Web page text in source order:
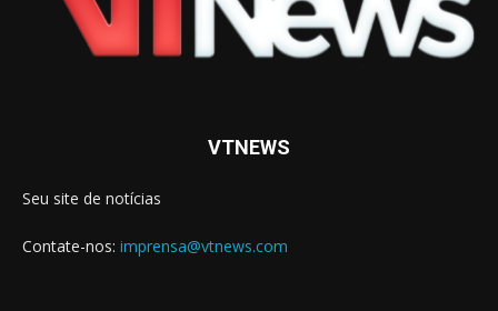
VTNEWS
Seu site de notícias
Contate-nos: imprensa@vtnews.com